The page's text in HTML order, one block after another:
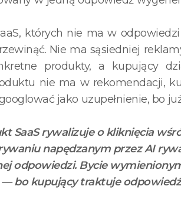
których nie ma w odpowiedzi
Nie ma sąsiedniej
produkty, a kupujący
nie ma w rekomendacji,
jako uzupełnienie, bo
SaaS rywalizuje o kliknięcia
napędzanym przez AI
odpowiedzi. Bycie
bo kupujący traktuje